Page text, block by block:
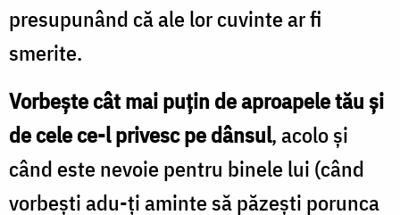
presupunând că ale lor cuvinte ar fi
smerite.
Vorbește cât mai puțin de aproapele tău și
de cele ce-l privesc pe dânsul, acolo și
când este nevoie pentru binele lui (când
vorbești adu-ți aminte să păzești porunca